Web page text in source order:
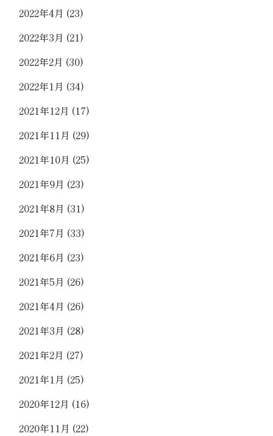
2022年4月 (23)
2022年3月 (21)
2022年2月 (30)
2022年1月 (34)
2021年12月 (17)
2021年11月 (29)
2021年10月 (25)
2021年9月 (23)
2021年8月 (31)
2021年7月 (33)
2021年6月 (23)
2021年5月 (26)
2021年4月 (26)
2021年3月 (28)
2021年2月 (27)
2021年1月 (25)
2020年12月 (16)
2020年11月 (22)